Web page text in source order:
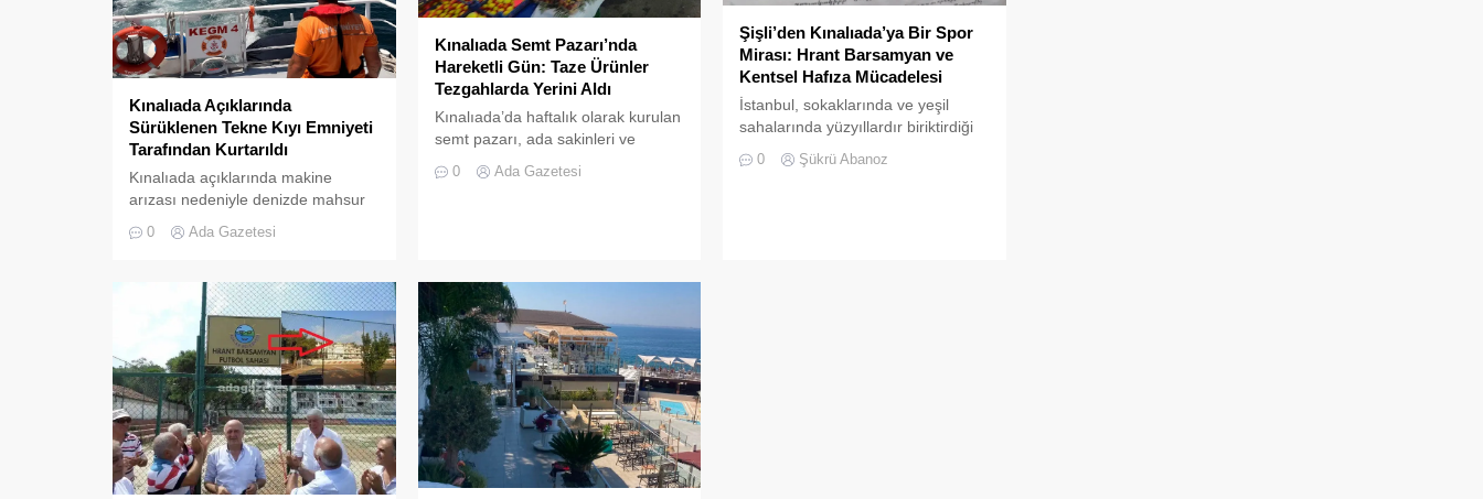
Kınalıada Açıklarında
Sürüklenen Tekne Kıyı Emniyeti
Tarafından Kurtarıldı
Kınalıada açıklarında makine
arızası nedeniyle denizde mahsur
kalan bir tekne, Kıyı Emniyeti Genel
Müdürlüğü (KEGM) ekiplerinin
0 Ada Gazetesi
Kınalıada Semt Pazarı’nda
Hareketli Gün: Taze Ürünler
Tezgahlarda Yerini Aldı
Kınalıada’da haftalık olarak kurulan
semt pazarı, ada sakinleri ve
ziyaretçilerin katılımıyla her
zamanki canlılığına ulaştı.
0 Ada Gazetesi
Şişli’den Kınalıada’ya Bir Spor
Mirası: Hrant Barsamyan ve
Kentsel Hafıza Mücadelesi
İstanbul, sokaklarında ve yeşil
sahalarında yüzyıllardır biriktirdiği
çok kültürlü mirasıyla yaşayan
devasa bir hafıza mekânıdır.
0 Şükrü Abanoz